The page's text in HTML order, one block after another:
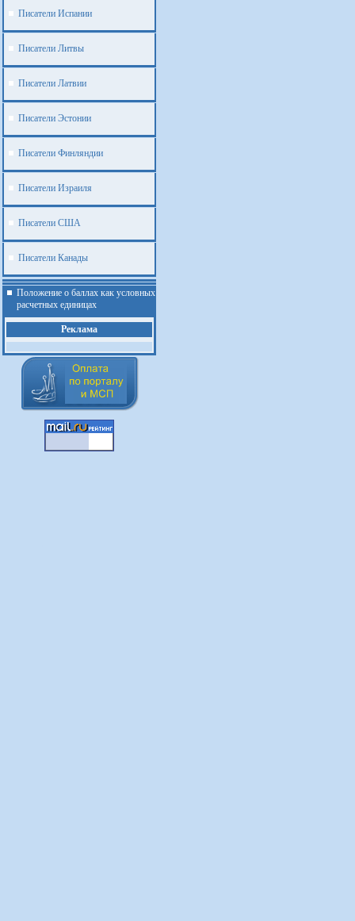
Писатели Испании
Писатели Литвы
Писатели Латвии
Писатели Эстонии
Писатели Финляндии
Писатели Израиля
Писатели США
Писатели Канады
Положение о баллах как условных
расчетных единицах
Реклама